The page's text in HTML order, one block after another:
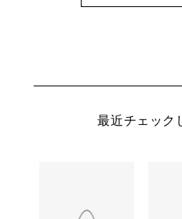
最近チェック